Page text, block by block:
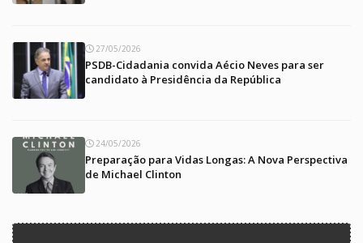
27/05/2026
PSDB-Cidadania convida Aécio Neves para ser
candidato à Presidência da República
24/05/2026
Preparação para Vidas Longas: A Nova Perspectiva
de Michael Clinton